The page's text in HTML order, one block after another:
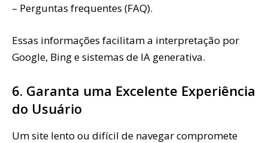
– Perguntas frequentes (FAQ).
Essas informações facilitam a interpretação por
Google, Bing e sistemas de IA generativa.
6. Garanta uma Excelente Experiência
do Usuário
Um site lento ou difícil de navegar compromete